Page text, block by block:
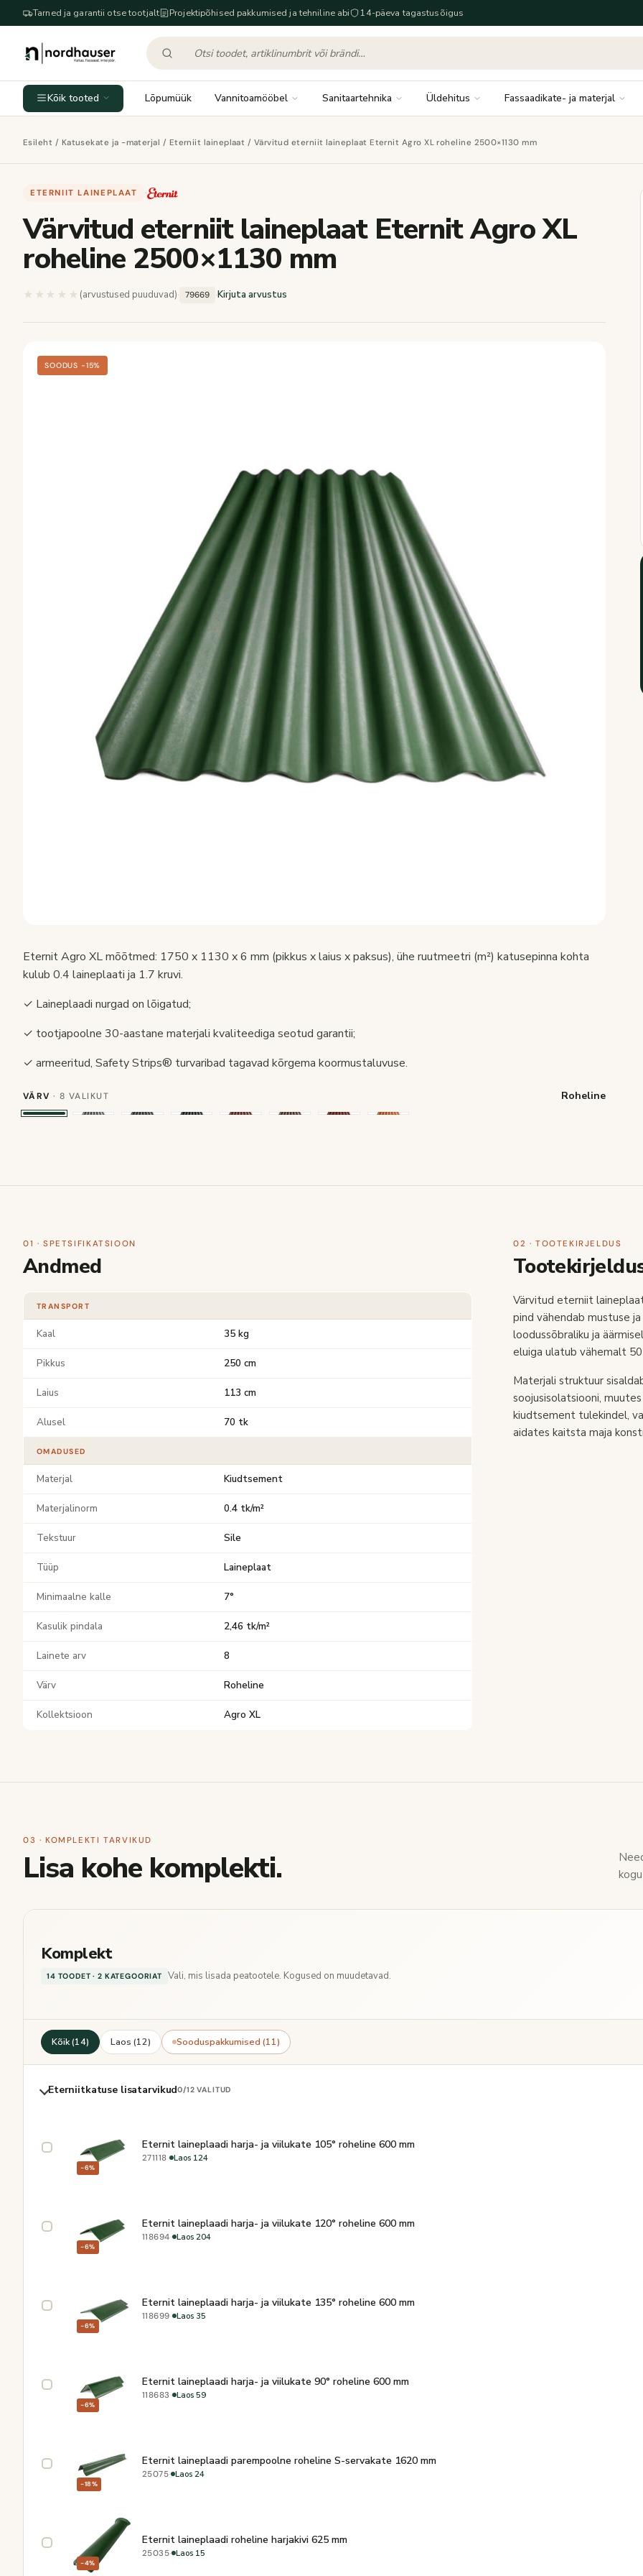
Tarned ja garantii otse tootjalt Projektipõhised pakkumised ja tehniline abi 14-päeva tagastusõigus
Kõik tooted Lõpumüük Vannitoamööbel Sanitaartehnika Üldehitus Fassaadikate- ja materjal
Esileht / Katusekate ja -materjal / Eterniit laineplaat / Värvitud eterniit laineplaat Eternit Agro XL roheline 2500×1130 mm
ETERNIIT LAINEPLAAT ·
Värvitud eterniit laineplaat Eternit Agro XL
roheline 2500×1130 mm
★★★★★ ★★★★★
(arvustused puuduvad)· 79669 ·Kirjuta arvustus
SOODUS −15%
Eternit Agro XL mõõtmed: 1750 x 1130 x 6 mm (pikkus x laius x paksus), ühe ruutmeetri (m²) katusepinna kohta
kulub 0.4 laineplaati ja 1.7 kruvi.
✓ Laineplaadi nurgad on lõigatud;
✓ tootjapoolne 30-aastane materjali kvaliteediga seotud garantii;
✓ armeeritud, Safety Strips® turvaribad tagavad kõrgema koormustaluvuse.
VÄRV · 8 VALIKUT Roheline
01 · SPETSIFIKATSIOON
Andmed
TRANSPORT
Kaal 35 kg
Pikkus 250 cm
Laius 113 cm
Alusel 70 tk
OMADUSED
Materjal Kiudtsement
Materjalinorm 0.4 tk/m²
Tekstuur Sile
Tüüp Laineplaat
Minimaalne kalle 7°
Kasulik pindala 2,46 tk/m²
Lainete arv 8
Värv Roheline
Kollektsioon Agro XL
02 · TOOTEKIRJELDUS
Värvitud eterniit
pind vähendab mustuse
loodussõbraliku ja
eluiga ulatub vähemalt
Materjali struktuur
soojusisolatsiooni,
kiudtsement tulekindel,
aidates kaitsta maja
03 · KOMPLEKTI TARVIKUD
Lisa kohe komplekti.
Komplekt
14 TOODET · 2 KATEGOORIAT Vali, mis lisada peatootele. Kogused on muudetavad.
Kõik (14) Laos (12) Sooduspakkumised (11)
Eterniitkatuse lisatarvikud0/12 VALITUD
−6%
Eternit laineplaadi harja- ja viilukate 105° roheline 600 mm
271118· Laos 124
−6%
Eternit laineplaadi harja- ja viilukate 120° roheline 600 mm
118694· Laos 204
−6%
Eternit laineplaadi harja- ja viilukate 135° roheline 600 mm
118699· Laos 35
−6%
Eternit laineplaadi harja- ja viilukate 90° roheline 600 mm
118683 · Laos 59
−18%
Eternit laineplaadi parempoolne roheline S-servakate 1620 mm
25075· Laos 24
−4%
Eternit laineplaadi roheline harjakivi 625 mm
25035· Laos 15